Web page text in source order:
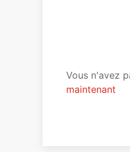
Vous n'avez
maintenant